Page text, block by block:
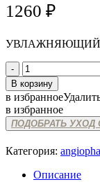
1260 ₽
УВЛАЖНЯЮЩИЙ
Количество
товара
ANGIOPHARM
MOISTURIZING
LIP
GLOSS
В корзину
в избранное
в избранное
ПОДОБРАТЬ
Категория:
Описание